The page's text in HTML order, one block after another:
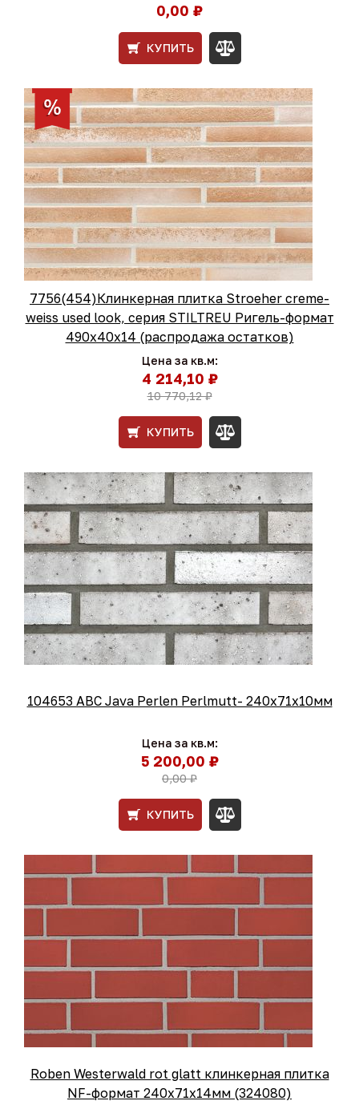
0,00 ₽
КУПИТЬ
7756(454)Клинкерная плитка Stroeher creme-
weiss used look, серия STILTREU Ригель-формат
490х40х14 (распродажа остатков)
Цена за кв.м:
4 214,10 ₽
10 770,12 ₽
КУПИТЬ
104653 ABC Java Perlen Perlmutt- 240x71x10мм
Цена за кв.м:
5 200,00 ₽
0,00 ₽
КУПИТЬ
Roben Westerwald rot glatt клинкерная плитка
NF-формат 240x71x14мм (324080)